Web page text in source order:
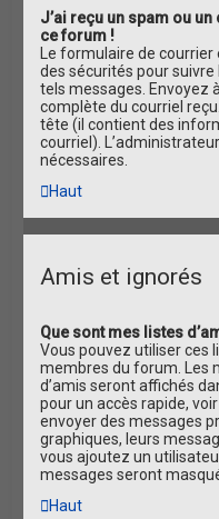
J’ai reçu un spam ou
ce forum !
Le formulaire de
des sécurités pour
tels messages. Envoyez
complète du courriel
tête (il contient des
courriel).
nécessaires.
Haut
Amis et ignorés
Que sont mes listes
Vous pouvez utiliser ces
membres du forum. Les
d’amis seront affichés
pour un accès rapide,
envoyer des messages
graphiques, leurs
vous ajoutez un
messages seront
Haut